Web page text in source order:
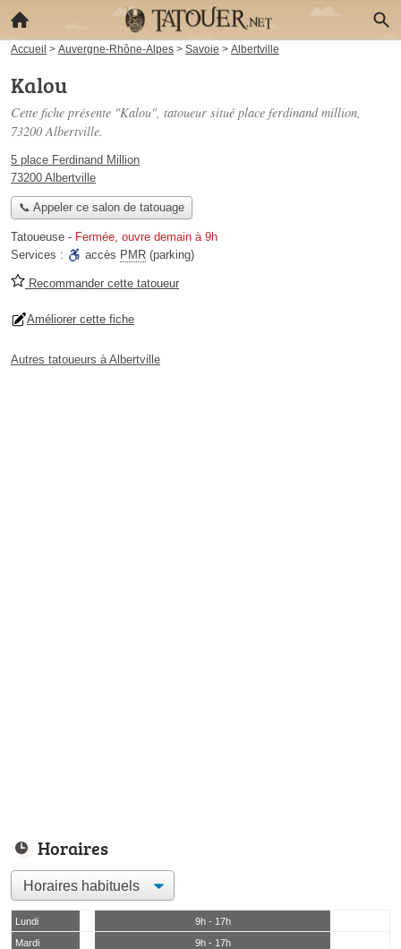
Accueil > Auvergne-Rhône-Alpes > Savoie > Albertville
Kalou
Cette fiche présente "Kalou", tatoueur situé place ferdinand million,
73200 Albertville.
5 place Ferdinand Million
73200 Albertville
📞 Appeler ce salon de tatouage
Tatoueuse - Fermée, ouvre demain à 9h
Services :
accès PMR (parking)
Recommander cette tatoueur
Améliorer cette fiche
Autres tatoueurs à Albertville
Horaires
Lundi
9h - 17h
Mardi
9h - 17h